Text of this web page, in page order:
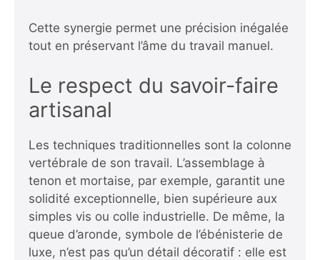
Cette synergie permet une précision inégalée
tout en préservant l’âme du travail manuel.
Le respect du savoir-faire
artisanal
Les techniques traditionnelles sont la colonne
vertébrale de son travail. L’assemblage à
tenon et mortaise, par exemple, garantit une
solidité exceptionnelle, bien supérieure aux
simples vis ou colle industrielle. De même, la
queue d’aronde, symbole de l’ébénisterie de
luxe, n’est pas qu’un détail décoratif : elle est